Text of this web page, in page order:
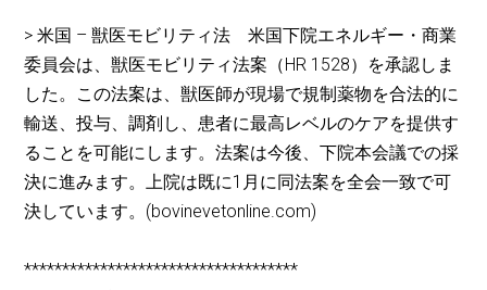
> 米国 – 獣医モビリティ法 米国下院エネルギー・商業
委員会は、獣医モビリティ法案（HR 1528）を承認しま
した。この法案は、獣医師が現場で規制薬物を合法的に
輸送、投与、調剤し、患者に最高レベルのケアを提供す
ることを可能にします。法案は今後、下院本会議での採
決に進みます。上院は既に1月に同法案を全会一致で可
決しています。(bovinevetonline.com)
************************************